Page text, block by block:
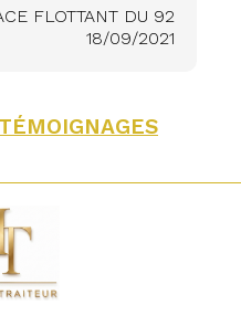
FLOTTANT DU 92
18/09/2021